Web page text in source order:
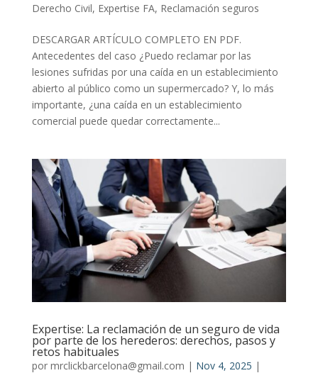
Derecho Civil, Expertise FA, Reclamación seguros
DESCARGAR ARTÍCULO COMPLETO EN PDF.
Antecedentes del caso ¿Puedo reclamar por las
lesiones sufridas por una caída en un establecimiento
abierto al público como un supermercado? Y, lo más
importante, ¿una caída en un establecimiento
comercial puede quedar correctamente...
Expertise: La reclamación de un seguro de vida
por parte de los herederos: derechos, pasos y
retos habituales
por mrclickbarcelona@gmail.com | Nov 4, 2025 |